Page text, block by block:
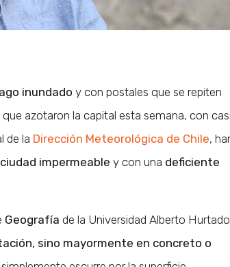
inundado y con postales que se repiten
que azotaron la capital esta semana, con casi
de la Dirección Meteorológica de Chile,
ciudad impermeable y con una deficiente
Geografía de la Universidad Alberto
sino mayormente en concreto o